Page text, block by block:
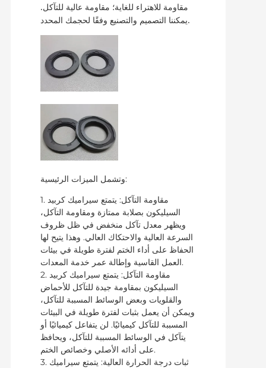
مقاومة للاهتراء للغاية؛ مقاومة عالية للتآكل.
يمكننا التصميم والتصنيع وفقًا لحجمك المحدد.
وتشمل الميزات الرئيسية:
1. مقاومة التآكل: يتمتع سيراميك كربيد
السيليكون بصلابة ممتازة ومقاومة التآكل،
ويظهر معدل تآكل منخفض في ظل ظروف
السرعة العالية والاحتكاك العالي. وهذا يتيح لها
الحفاظ على أداء الختم لفترة طويلة في بيئات
العمل القاسية وإطالة عمر خدمة المعدات.
2. مقاومة التآكل: يتمتع سيراميك كربيد
السيليكون بمقاومة جيدة للتآكل للأحماض
والقلويات وبعض الوسائط المسببة للتآكل،
ويمكن أن يعمل بثبات لفترة طويلة في البيئات
المسببة للتآكل كيميائيًا. لن يتفاعل كيميائيًا أو
يتآكل في الوسائط المسببة للتآكل، ويحافظ
على أدائه الأصلي وخصائص الختم.
3. ثبات درجة الحرارة العالية: يتمتع سيراميك